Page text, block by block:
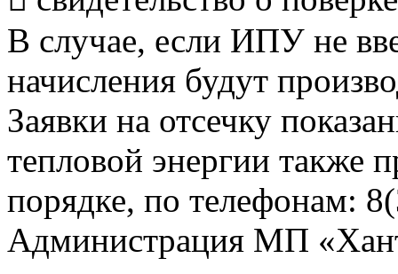
В случае, если ИПУ не
начисления будут
Заявки на отсечку
тепловой энергии также
порядке, по телефонам:
Администрация МП